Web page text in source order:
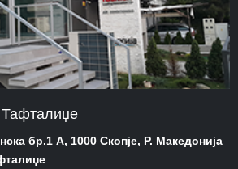
бр.1 А, 1000 Скопје, Р. Македонија